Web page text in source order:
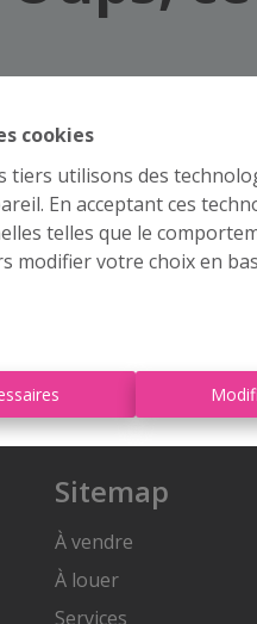
cookies
utilisons des
En acceptant ces
telles que le
modifier votre choix en
À Vendre
Sitemap
À vendre
À louer
Services